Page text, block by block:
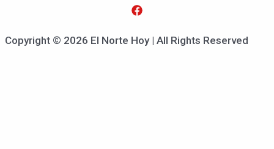
Copyright © 2026 El Norte Hoy | All Rights Reserved